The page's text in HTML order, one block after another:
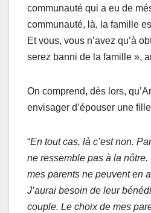
communauté qui a eu de
communauté, là, la famille
Et vous, vous n’avez qu’à
serez banni de la famille »,
On comprend, dès lors,
envisager d’épouser une
“En tout cas, là c’est non.
ne ressemble pas à la nôtre.
mes parents ne peuvent en
J’aurai besoin de leur
couple. Le choix de mes